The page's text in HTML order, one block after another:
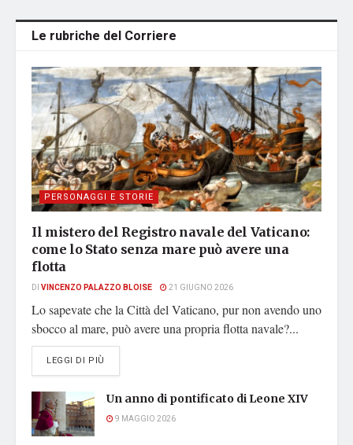
Le rubriche del Corriere
PERSONAGGI E STORIE
Il mistero del Registro navale del Vaticano:
come lo Stato senza mare può avere una
flotta
DI VINCENZO PALAZZO BLOISE 21 GIUGNO 2026
Lo sapevate che la Città del Vaticano, pur non avendo uno
sbocco al mare, può avere una propria flotta navale?...
LEGGI DI PIÙ
Un anno di pontificato di Leone XIV
9 MAGGIO 2026